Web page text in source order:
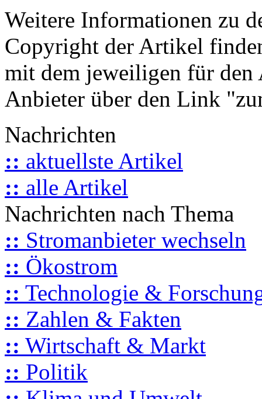
Weitere Informationen zu
Copyright der Artikel
mit dem jeweiligen für
Anbieter über den Link
Nachrichten
:: aktuellste Artikel
:: alle Artikel
Nachrichten nach Thema
:: Stromanbieter wechseln
:: Ökostrom
:: Technologie &
:: Zahlen & Fakten
:: Wirtschaft & Markt
:: Politik